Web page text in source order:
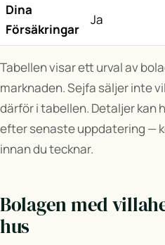
Dina
Försäkringar
Ja
Tabellen visar ett urval av
marknaden. Sejfa säljer inte
därför i tabellen. Detaljer kan
efter senaste uppdatering —
innan du tecknar.
Bolagen med
hus